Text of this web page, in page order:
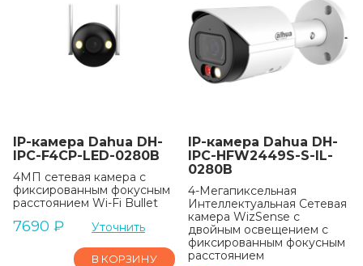
IP-камера Dahua DH-
IPC-F4CP-LED-0280B
4МП сетевая камера с
фиксированным фокусным
расстоянием Wi-Fi Bullet
7690 ₽ Уточнить
В КОРЗИНУ
IP-камера Dahua DH-
IPC-HFW2449S-S-IL-
0280B
4-Мегапиксельная
Интеллектуальная Сетевая
камера WizSense с
двойным освещением с
фиксированным фокусным
расстоянием